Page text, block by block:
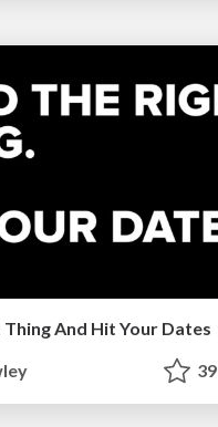
And Hit Your Dates
39